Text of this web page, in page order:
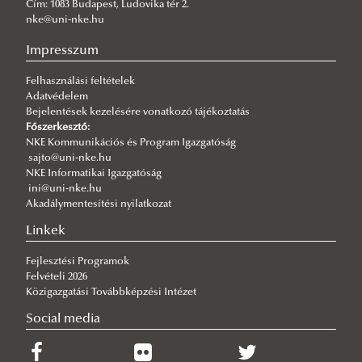
Fordulat jöhet: megszűnhet a hatóság előtti hazugság
Q-s/D-s pályázati felhívás
2026/07/30
Új esély a továbbtanulásra: válaszd az NKE-t a pótfelvételin!
2026/07/29
A gyermek mindenek felett
2026/07/27
Hamarosan indul a jelentkezés az egyetemi pótfelvételire
2026/07/27
Tiszolczi Balázs Gergely: A biztonságot nem lehet csupán
tankönyvekből megtanulni
Cím: 1083 Budapest, Ludovika tér 2.
nke@uni-nke.hu
Impresszum
Felhasználási feltételek
Adatvédelem
Bejelentések kezelésére vonatkozó tájékoztatás
Főszerkesztő:
NKE Kommunikációs és Program Igazgatóság
sajto@uni-nke.hu
NKE Informatikai Igazgatóság
ini@uni-nke.hu
Akadálymentesítési nyilatkozat
Linkek
Fejlesztési Programok
Felvételi 2026
Közigazgatási Továbbképzési Intézet
Social media